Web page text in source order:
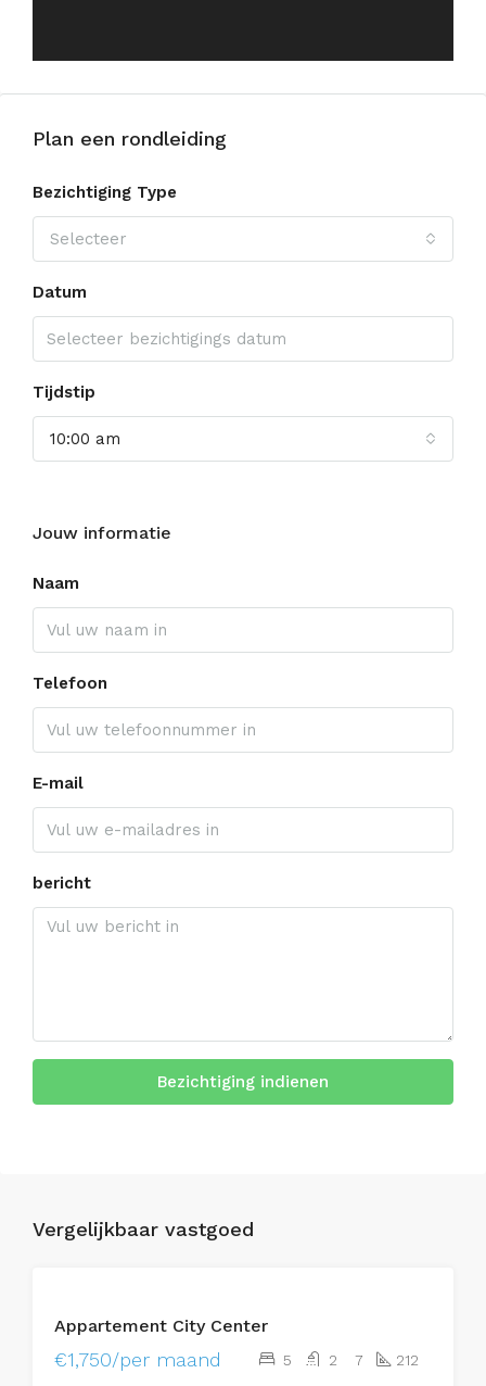
Plan een rondleiding
Bezichtiging Type
Selecteer
Datum
Tijdstip
10:00 am
Jouw informatie
Naam
Telefoon
E-mail
bericht
Bezichtiging indienen
Vergelijkbaar vastgoed
Appartement City Center
€1,750/per maand 5 2 7 212